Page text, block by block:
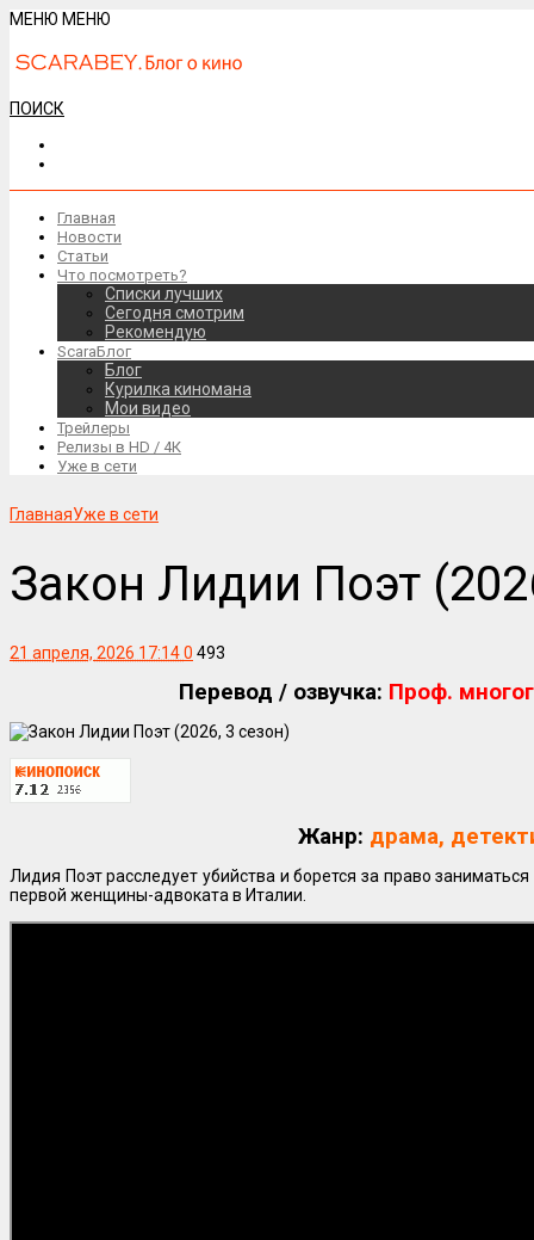
МЕНЮ МЕНЮ
ПОИСК
Главная
Новости
Статьи
Что посмотреть?
Списки лучших
Сегодня смотрим
Рекомендую
ScaraБлог
Блог
Курилка киномана
Мои видео
Трейлеры
Релизы в HD / 4К
Уже в сети
ГлавнаяУже в сети
Закон Лидии Поэт
21 апреля, 2026 17:140 493
Перевод / озвучка: Проф.
Жанр: драма,
Лидия Поэт расследует убийства и борется за право
первой женщины-адвоката в Италии.